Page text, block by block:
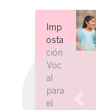
ució
Ver
más